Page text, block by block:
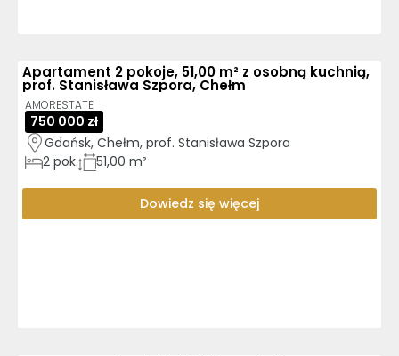
Apartament 2 pokoje, 51,00 m² z osobną kuchnią,
prof. Stanisława Szpora, Chełm
AMORESTATE
750 000 zł
Gdańsk, Chełm, prof. Stanisława Szpora
2 pok. 51,00 m²
Dowiedz się więcej